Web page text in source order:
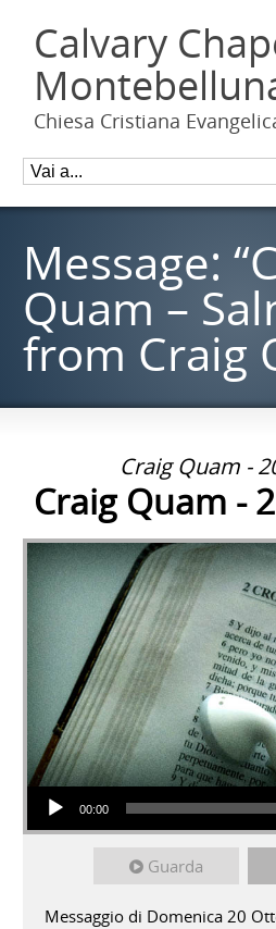
Calvary
Chiesa Cristiana
Message:
Quam –
from Craig
Craig Quam -
Craig Quam -
Audio Player
00:00
Guarda
Messaggio di Domenica 20